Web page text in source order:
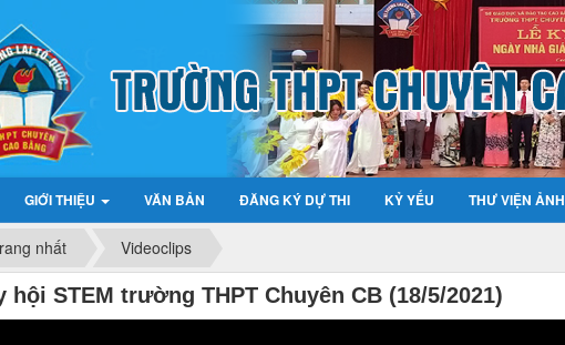
GIỚI THIỆU VĂN BẢN ĐĂNG KÝ DỰ THI KỶ YẾU THƯ VIỆN ẢNH
nhất Videoclips
hội STEM trường THPT Chuyên CB (18/5/2021)